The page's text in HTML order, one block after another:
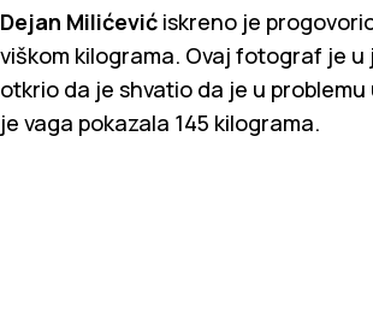
Dejan Milićević iskreno je
viškom kilograma. Ovaj fotograf je u
otkrio da je shvatio da je u
je vaga pokazala 145 kilograma.